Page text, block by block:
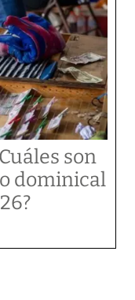
son
dominical